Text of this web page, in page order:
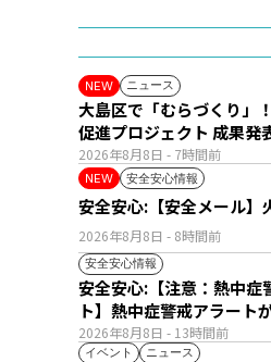
NEW ニュース
2026年8月8日 - 7時間前
大島区で「むらづくり」
促進プロジェクト 成果発
NEW 安全安心情報
2026年8月8日 - 8時間前
安全安心:【安全メール】
安全安心情報
2026年8月8日 - 13時間前
安全安心:【注意：熱中症
ト】熱中症警戒アラート
います。
イベント ニュース